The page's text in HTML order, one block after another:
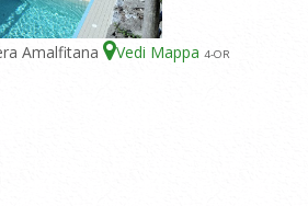
Amalfitana Vedi Mappa 4-OR